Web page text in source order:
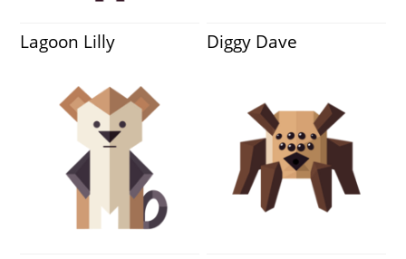
Lagoon Lilly Diggy Dave